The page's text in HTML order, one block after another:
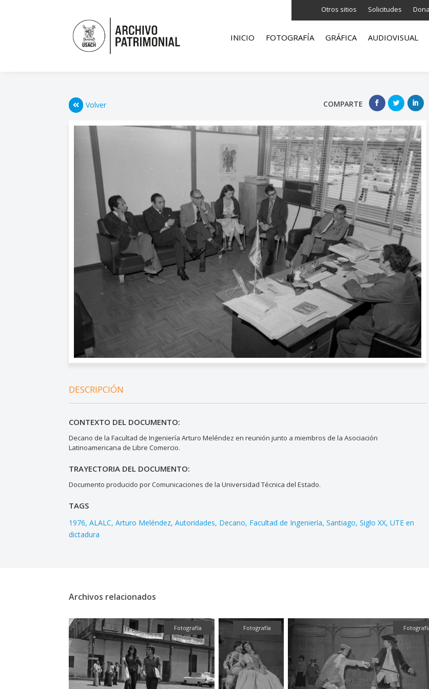
Otros sitios Solicitudes
INICIO FOTOGRAFÍA GRÁFICA AUDIOVISUAL
Volver COMPARTE
DESCRIPCIÓN
CONTEXTO DEL DOCUMENTO:
Decano de la Facultad de Ingeniería Arturo Meléndez en reunión junto a miembros de la Asociación
Latinoamericana de Libre Comercio.
TRAYECTORIA DEL DOCUMENTO:
Documento producido por Comunicaciones de la Universidad Técnica del Estado.
TAGS
1976 ALALC Arturo Meléndez Autoridades Decano Facultad de Ingeniería Santiago Siglo XX UTE en
dictadura
Archivos relacionados
Fotografía Fotografía Fotografía